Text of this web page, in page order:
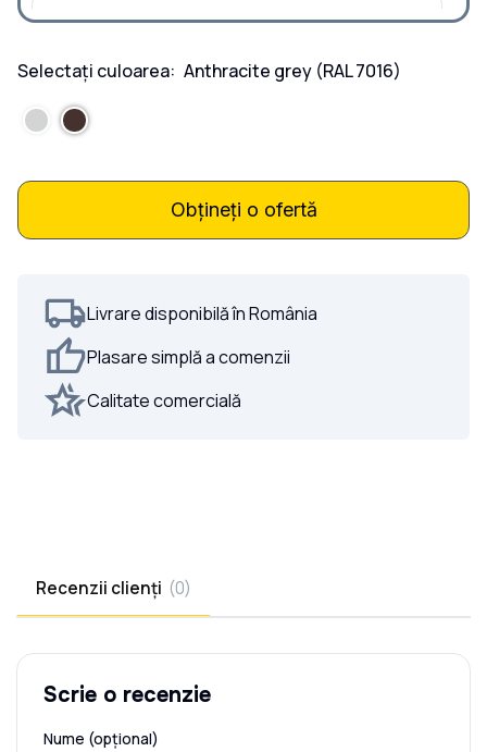
Poarta Batanta Jaluze Verticale cu
(1850mm x 3400mm)
23.924,00 LEI
Poarta Batanta Jaluze Verticale la
Poarta Batanta Jaluze Verticale la COMANDĂ
Selectați culoarea: Anthracite grey (RAL 7016)
Obțineți o ofertă
Livrare disponibilă în România
Plasare simplă a comenzii
Calitate comercială
Recenzii clienți (0)
Scrie o recenzie
Nume (opțional)